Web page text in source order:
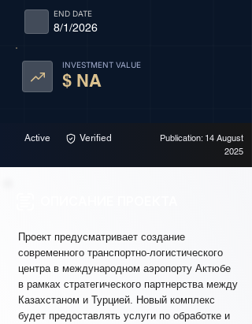
8/1/2026
END DATE
INVESTMENT VALUE
$ NA
Active Verified
Publication: 14 August
2025
Проект предусматривает создание
современного транспортно-логистического
центра в международном аэропорту Актюбе
в рамках стратегического партнерства между
Казахстаном и Турцией. Новый комплекс
будет предоставлять услуги по обработке и